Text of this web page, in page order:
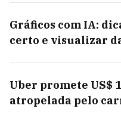
Gráficos com IA:
certo e visualizar
Uber promete US$
atropelada pelo